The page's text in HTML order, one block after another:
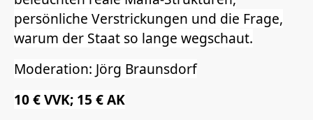
persönliche Verstrickungen und die Frage,
warum der Staat so lange wegschaut.
Moderation: Jörg Braunsdorf
10 € VVK; 15 € AK